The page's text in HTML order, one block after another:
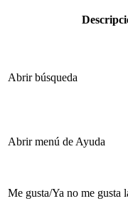
Abrir búsqueda
Abrir menú de Ayuda
Me gusta/Ya no me gusta